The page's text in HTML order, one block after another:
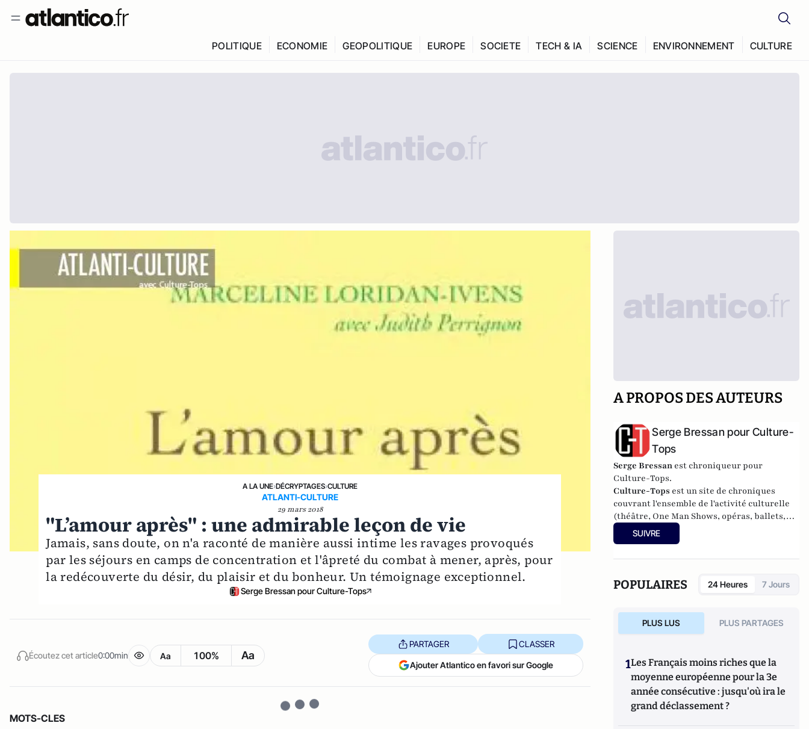
POLITIQUE ECONOMIE GEOPOLITIQUE EUROPE SOCIETE TECH & IA SCIENCE ENVIRONNEMENT CULTURE
A LA UNE›DÉCRYPTAGES›CULTURE
ATLANTI-CULTURE
29 mars 2018
"L’amour après" : une admirable leçon de vie
Jamais, sans doute, on n'a raconté de manière aussi intime les ravages provoqués
par les séjours en camps de concentration et l'âpreté du combat à mener, après, pour
la redécouverte du désir, du plaisir et du bonheur. Un témoignage exceptionnel.
Serge Bressan pour Culture-Tops
Écoutez cet article0:00min Aa 100% Aa
PARTAGER CLASSER
Ajouter Atlantico en favori sur Google
MOTS-CLES
A PROPOS DES AUTEURS
Serge Bressan pour Culture-
Tops
Serge Bressan est chroniqueur pour
Culture-Tops.
Culture-Tops est un site de chroniques
couvrant l'ensemble de l'activité culturelle
(théâtre, One Man Shows, opéras, ballets,
spectacles divers, cinéma, expos, livres,
etc.).
SUIVRE
POPULAIRES 24 Heures 7 Jours
PLUS LUS PLUS PARTAGES
1Les Français moins riches que la
moyenne européenne pour la 3e
année consécutive : jusqu'où ira le
grand déclassement ?